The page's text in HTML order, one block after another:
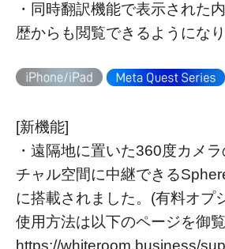
・同時翻訳機能で表示された
歴からも閲覧できるようになり
[新機能]
・遠隔地に置いた360度カメ
チャル空間に中継できる
に搭載されました。(有料オプ
使用方法は以下のページを御覧
https://whiteroom.business/